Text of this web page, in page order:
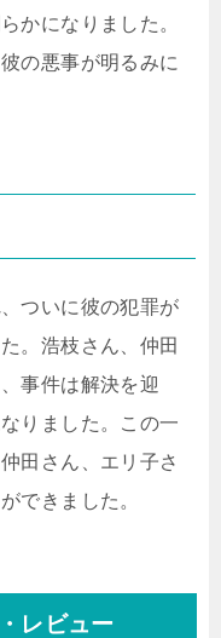
かになりました。
の悪事が明るみに
ついに彼の犯罪が
。浩枝さん、仲田
事件は解決を迎
りました。この一
田さん、エリ子さ
できました。
レビュー